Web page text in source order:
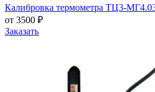
Калибровка термометра ТЦ3-
от 3500 ₽
Заказать